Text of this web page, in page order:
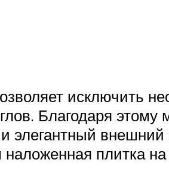
исключить
Благодаря
элегантный внешний
плитка